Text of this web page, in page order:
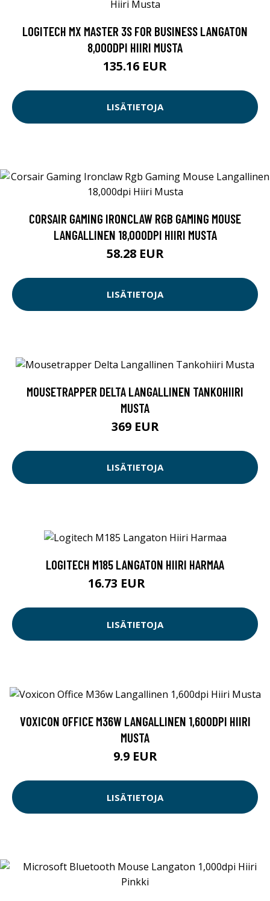
LOGITECH MX MASTER 3S FOR BUSINESS LANGATON
8,000DPI HIIRI MUSTA
135.16 EUR
LISÄTIETOJA
CORSAIR GAMING IRONCLAW RGB GAMING MOUSE
LANGALLINEN 18,000DPI HIIRI MUSTA
58.28 EUR
LISÄTIETOJA
MOUSETRAPPER DELTA LANGALLINEN TANKOHIIRI
MUSTA
369 EUR
LISÄTIETOJA
LOGITECH M185 LANGATON HIIRI HARMAA
16.73 EUR
LISÄTIETOJA
VOXICON OFFICE M36W LANGALLINEN 1,600DPI HIIRI
MUSTA
9.9 EUR
LISÄTIETOJA